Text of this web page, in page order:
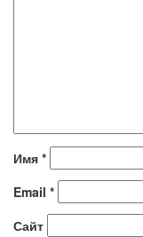
Имя *
Email *
Сайт